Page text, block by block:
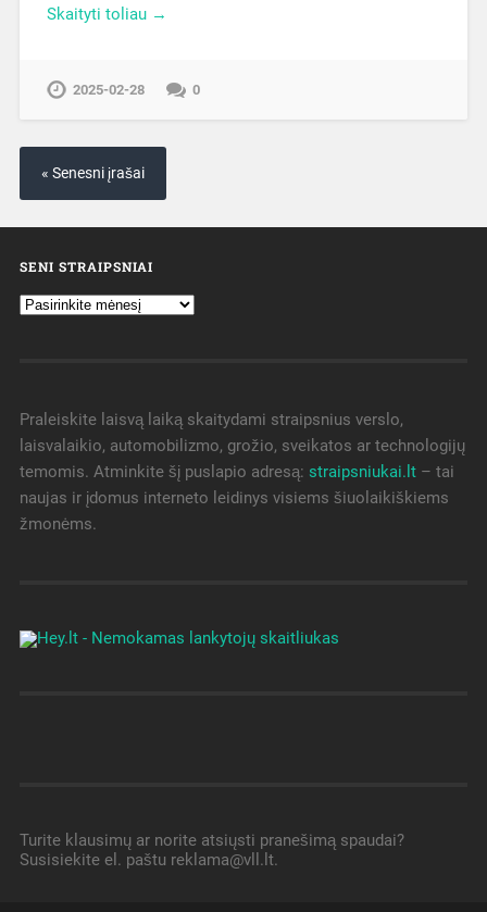
Skaityti toliau →
2025-02-28 0
« Senesni įrašai
SENI STRAIPSNIAI
Praleiskite laisvą laiką skaitydami straipsnius verslo,
laisvalaikio, automobilizmo, grožio, sveikatos ar technologijų
temomis. Atminkite šį puslapio adresą: straipsniukai.lt– tai
naujas ir įdomus interneto leidinys visiems šiuolaikiškiems
žmonėms.
Turite klausimų ar norite atsiųsti pranešimą spaudai?
Susisiekite el. paštu reklama@vll.lt.